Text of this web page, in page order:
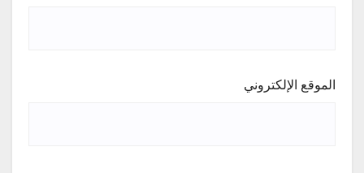
الموقع الإلكتروني